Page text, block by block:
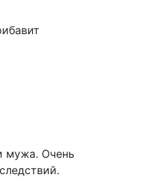
мужа. Очень